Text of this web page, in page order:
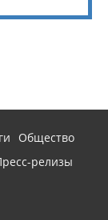
Общество
релизы